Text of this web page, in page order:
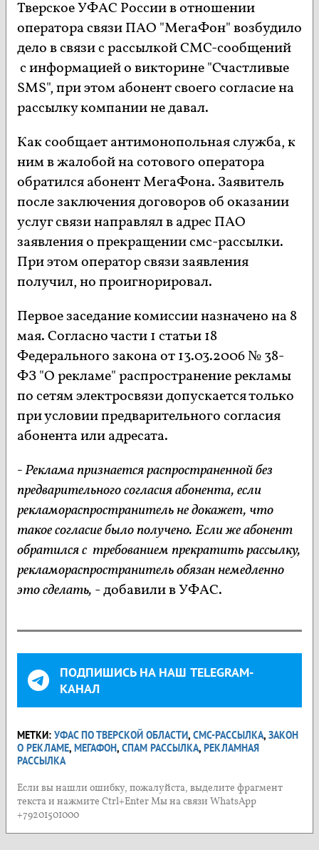
Тверское УФАС России в отношении
оператора связи ПАО "МегаФон" возбудило
дело в связи с рассылкой СМС-сообщений
с информацией о викторине "Счастливые
SMS", при этом абонент своего согласие на
рассылку компании не давал.
Как сообщает антимонопольная служба, к
ним в жалобой на сотового оператора
обратился абонент МегаФона. Заявитель
после заключения договоров об оказании
услуг связи направлял в адрес ПАО
заявления о прекращении смс-рассылки.
При этом оператор связи заявления
получил, но проигнорировал.
Первое заседание комиссии назначено на 8
мая. Согласно части 1 статьи 18
Федерального закона от 13.03.2006 № 38-
ФЗ "О рекламе" распространение рекламы
по сетям электросвязи допускается только
при условии предварительного согласия
абонента или адресата.
- Реклама признается распространенной без
предварительного согласия абонента, если
рекламораспространитель не докажет, что
такое согласие было получено. Если же абонент
обратился с требованием прекратить рассылку,
рекламораспространитель обязан немедленно
это сделать, - добавили в УФАС.
ПОДПИШИСЬ НА НАШ TELEGRAM-
КАНАЛ
МЕТКИ: УФАС ПО ТВЕРСКОЙ ОБЛАСТИ, СМС-РАССЫЛКА, ЗАКОН
О РЕКЛАМЕ, МЕГАФОН, СПАМ РАССЫЛКА, РЕКЛАМНАЯ
РАССЫЛКА
Если вы нашли ошибку, пожалуйста, выделите фрагмент
текста и нажмите Ctrl+Enter Мы на связи WhatsApp
+79201501000